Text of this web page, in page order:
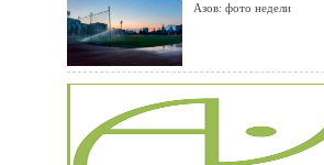
Азов: фото недели